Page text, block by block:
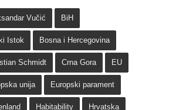
Vučić BiH
Istok Bosna i Hercegovina
Schmidt Crna Gora EU
unija Europski parament
Habitability Hrvatska